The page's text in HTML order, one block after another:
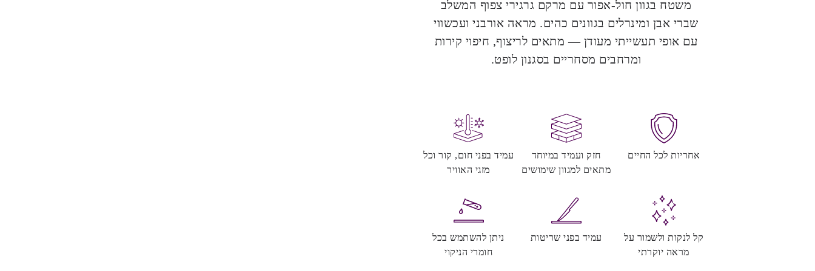
משטח בגוון חול-אפור עם מרקם גרגירי צפוף המשלב
שברי אבן ומינרלים בגוונים כהים. מראה אורבני ועכשווי
עם אופי תעשייתי מעודן — מתאים לריצוף, חיפוי קירות
ומרחבים מסחריים בסגנון לופט.
אחריות לכל החיים
חזק ועמיד במיוחד
מתאים למגוון שימושים
עמיד בפני חום, קור וכל
מזגי האוויר
קל לנקות ולשמור על
מראה יוקרתי
עמיד בפני שריטות
ניתן להשתמש בכל
חומרי הניקוי